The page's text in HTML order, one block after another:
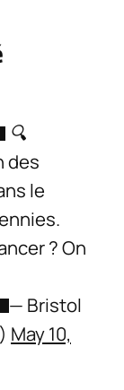
🔍
des
le
? On
— Bristol
May 10,